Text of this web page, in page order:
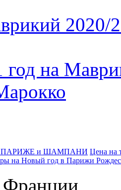
2020/
на
в ПАРИЖЕ и ШАМПАНИ Цена на
на Новый год в Парижи
Франции